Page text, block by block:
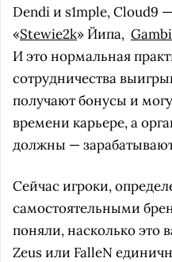
Dendi и s1mple, Cloud9
«Stewie2k» Йипа,
И это нормальная
сотрудничества
получают бонусы и
времени карьере, а
должны —
Сейчас игроки,
самостоятельными
поняли, насколько это
Zeus или FalleN